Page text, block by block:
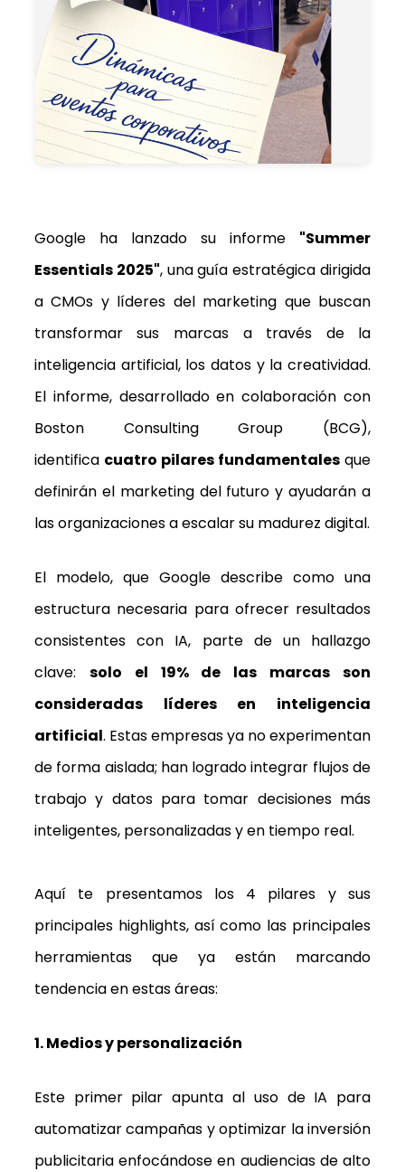
Google ha lanzado su informe "Summer
Essentials 2025", una guía estratégica dirigida
a CMOs y líderes del marketing que buscan
transformar sus marcas a través de la
inteligencia artificial, los datos y la creatividad.
El informe, desarrollado en colaboración con
Boston Consulting Group (BCG),
identifica cuatro pilares fundamentales que
definirán el marketing del futuro y ayudarán a
las organizaciones a escalar su madurez digital.
El modelo, que Google describe como una
estructura necesaria para ofrecer resultados
consistentes con IA, parte de un hallazgo
clave: solo el 19% de las marcas son
consideradas líderes en inteligencia
artificial. Estas empresas ya no experimentan
de forma aislada; han logrado integrar flujos de
trabajo y datos para tomar decisiones más
inteligentes, personalizadas y en tiempo real.
Aquí te presentamos los 4 pilares y sus
principales highlights, así como las principales
herramientas que ya están marcando
tendencia en estas áreas:
1. Medios y personalización
Este primer pilar apunta al uso de IA para
automatizar campañas y optimizar la inversión
publicitaria enfocándose en audiencias de alto